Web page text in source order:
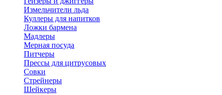
Измельчители льда
Куллеры для напитков
Ложки бармена
Мадлеры
Мерная посуда
Питчеры
Прессы для цитрусовых
Совки
Стрейнеры
Шейкеры